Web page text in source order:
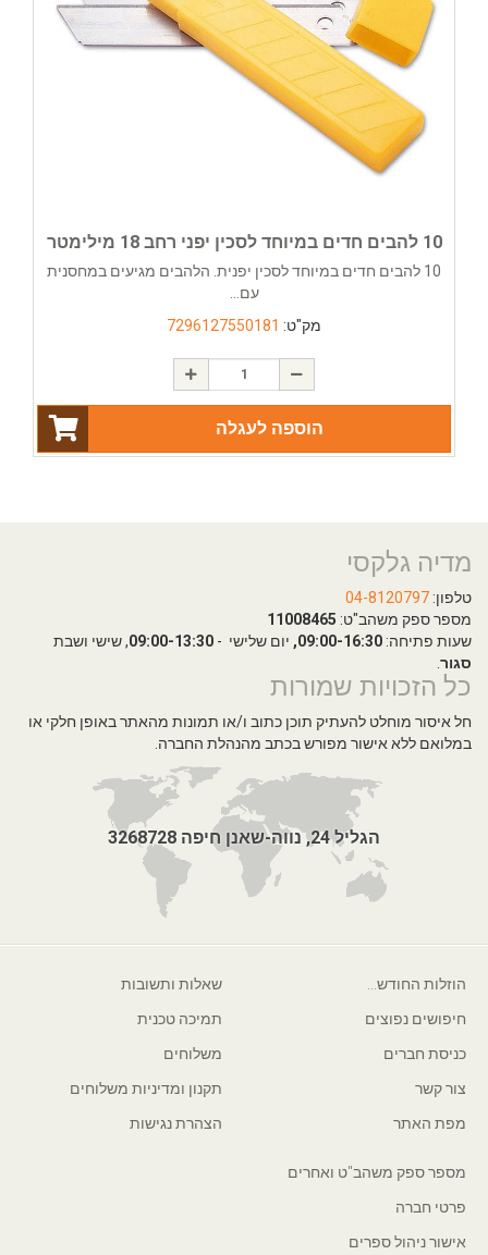
10 להבים חדים במיוחד לסכין יפני רחב 18 מילימטר
10 להבים חדים במיוחד לסכין יפנית. הלהבים מגיעים במחסנית
עם...
מק"ט: 7296127550181
הוספה לעגלה
מדיה גלקסי
טלפון: 04-8120797
מספר ספק משהב"ט: 11008465
שעות פתיחה: 09:00-16:30, יום שלישי - 09:00-13:30, שישי ושבת
סגור
כל הזכויות שמורות
חל איסור מוחלט להעתיק תוכן כתוב ו/או תמונות מהאתר באופן חלקי או
במלואם ללא אישור מפורש בכתב מהנהלת החברה.
הגליל 24, נווה-שאנן חיפה 3268728
הוזלות החודש...
חיפושים נפוצים
כניסת חברים
צור קשר
מפת האתר
שאלות ותשובות
תמיכה טכנית
משלוחים
תקנון ומדיניות משלוחים
הצהרת נגישות
מספר ספק משהב"ט ואחרים
פרטי חברה
אישור ניהול ספרים